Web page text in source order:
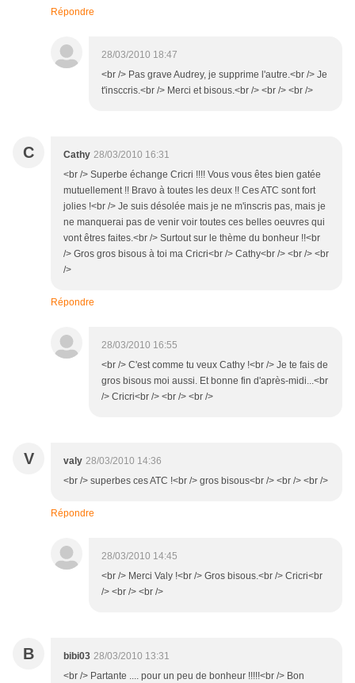
Répondre
28/03/2010 18:47
<br /> Pas grave Audrey, je supprime l'autre.<br /> Je
t'insccris.<br /> Merci et bisous.<br /> <br /> <br />
C Cathy 28/03/2010 16:31
<br /> Superbe échange Cricri !!!! Vous vous êtes bien gatée
mutuellement !! Bravo à toutes les deux !! Ces ATC sont fort
jolies !<br /> Je suis désolée mais je ne m'inscris pas, mais je
ne manquerai pas de venir voir toutes ces belles oeuvres qui
vont êtres faites.<br /> Surtout sur le thème du bonheur !!<br
/> Gros gros bisous à toi ma Cricri<br /> Cathy<br /> <br /> <br
/>
Répondre
28/03/2010 16:55
<br /> C'est comme tu veux Cathy !<br /> Je te fais de
gros bisous moi aussi. Et bonne fin d'après-midi...<br
/> Cricri<br /> <br /> <br />
V valy 28/03/2010 14:36
<br /> superbes ces ATC !<br /> gros bisous<br /> <br /> <br />
Répondre
28/03/2010 14:45
<br /> Merci Valy !<br /> Gros bisous.<br /> Cricri<br
/> <br /> <br />
B bibi03 28/03/2010 13:31
<br /> Partante .... pour un peu de bonheur !!!!!<br /> Bon